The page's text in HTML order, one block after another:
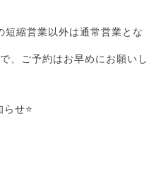
縮営業以外は通常営業とな
、ご予約はお早めにお願いし
せ⭐